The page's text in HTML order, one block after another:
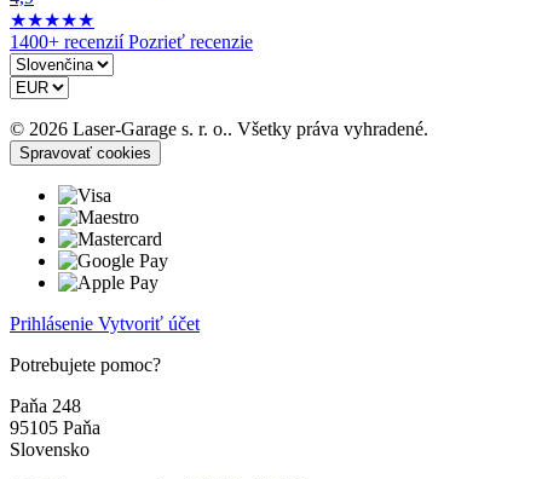
★★★★★
1400+ recenzií Pozrieť recenzie
© 2026 Laser-Garage s. r. o.. Všetky práva vyhradené.
Spravovať cookies
Prihlásenie Vytvoriť účet
Potrebujete pomoc?
Paňa 248
95105 Paňa
Slovensko